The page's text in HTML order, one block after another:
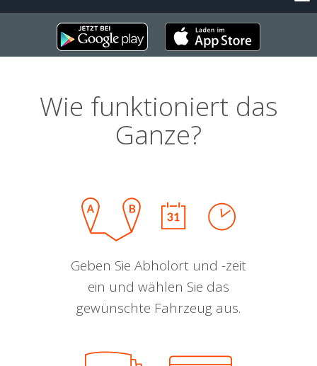
Wie funktioniert das
Ganze?
Geben Sie Abholort und -zeit
ein und wählen Sie das
gewünschte Fahrzeug aus.